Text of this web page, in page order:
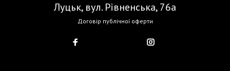
Луцьк, вул. Рівненська, 76а
Договір публічної оферти